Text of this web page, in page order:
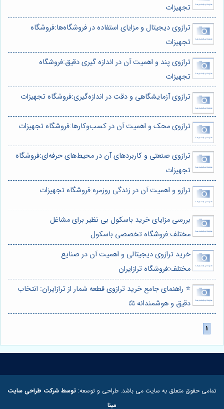
تجهیزات
ترازوی دیجیتال و مزایای استفاده در فروشگاه‌ها:فروشگاه
تجهیزات
ترازوی پند و اهمیت آن در اندازه گیری دقیق:فروشگاه
تجهیزات
ترازوی آزمایشگاهی و دقت در اندازه‌گیری:فروشگاه تجهیزات
ترازوی محک و اهمیت آن در کسب‌وکارها:فروشگاه تجهیزات
ترازوی صنعتی و کاربردهای آن در محیط‌های حرفه‌ای:فروشگاه
تجهیزات
ترازو و اهمیت آن در زندگی روزمره:فروشگاه تجهیزات
بررسی مزایای خرید باسکول بی نظیر برای مشاغل
مختلف:فروشگاه تخصصی باسکول
خرید ترازوی دیجیتالی و اهمیت آن در صنایع
مختلف:فروشگاه ترازایران
⭐️ راهنمای جامع خرید ترازوی قطعه شمار از ترازایران: انتخاب
دقیق و هوشمندانه ⚖️
تمامی حقوق متعلق به سایت می باشد. طراحی و توسعه: توسط شرکت طراحی سایت
مبنا